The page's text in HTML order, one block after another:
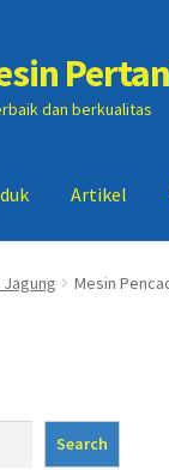
dan berkualitas
Artikel
Kontak Kami
Mesin
Search